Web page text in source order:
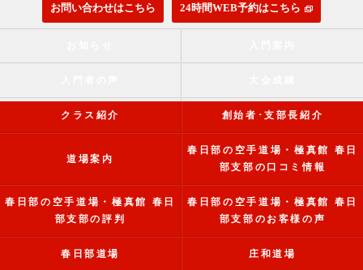
お問い合わせはこちら 24時間WEB予約はこちら
クラス紹介 創始者･支部長紹介
道場案内
春日部の空手道場・極真館 春日
部支部の口コミ情報
春日部の空手道場・極真館 春日
部支部の評判
春日部の空手道場・極真館 春日
部支部のお客様の声
春日部道場 庄和道場